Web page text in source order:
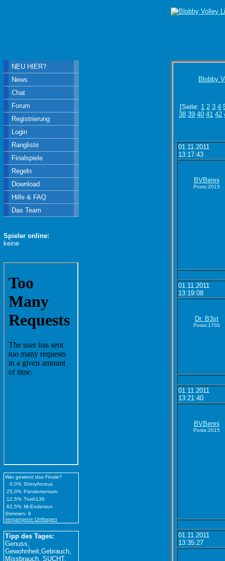
Blobby
[Seite: 1 2 3 4
38 39 40 41 42
01.11.2011
13:17:43
BVBenni
Posts:2015
01.11.2011
13:19:08
Dr. B3st
Posts:1700
01.11.2011
13:21:40
BVBenni
Posts:2015
01.11.2011
13:35:27
NEU HIER?
News
Chat
Forum
Registrierung
Login
Rangliste
Finalspiele
Regeln
Download
Hilfe & FAQ
Das Team
Spieler online:
keine
Wer gewinnt das Finale?
0,0% ShinyArceus
25,0% Pandemonium
12,5% Truth136
62,5% Mr.Enderson
Stimmen: 8
vergangene Umfragen
Tipp des Tages:
Genuss,
Gewohnheit,Gebrauch,
Missbrauch, SUCHT.